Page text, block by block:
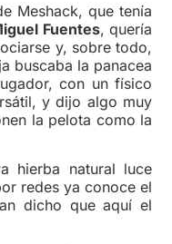
Meshack, que tenía
Fuentes, quería
y, sobre todo,
buscaba la panacea
con un físico
y dijo algo muy
la pelota como la
hierba natural luce
redes ya conoce el
dicho que aquí el